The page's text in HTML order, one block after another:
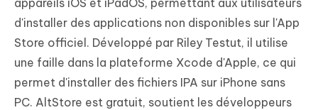
d'installer des applications non disponibles sur l'App
Store officiel. Développé par Riley Testut, il utilise
une faille dans la plateforme Xcode d'Apple, ce qui
permet d'installer des fichiers IPA sur iPhone sans
PC. AltStore est gratuit, soutient les développeurs